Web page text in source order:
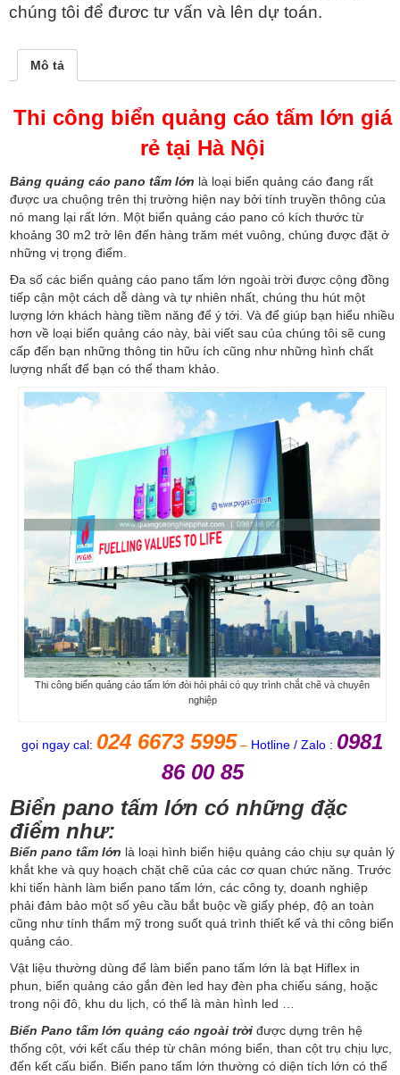
chúng tôi để đươc tư vấn và lên dự toán.
Mô tả
Thi công biển quảng cáo tấm lớn giá
rẻ tại Hà Nội
Bảng quảng cáo pano tấm lớn là loại biển quảng cáo đang rất
được ưa chuộng trên thị trường hiện nay bởi tính truyền thông của
nó mang lại rất lớn. Một biển quảng cáo pano có kích thước từ
khoảng 30 m2 trở lên đến hàng trăm mét vuông, chúng được đặt ở
những vị trọng điểm.
Đa số các biển quảng cáo pano tấm lớn ngoài trời được cộng đồng
tiếp cận một cách dễ dàng và tự nhiên nhất, chúng thu hút một
lượng lớn khách hàng tiềm năng để ý tới. Và để giúp bạn hiểu nhiều
hơn về loại biển quảng cáo này, bài viết sau của chúng tôi sẽ cung
cấp đến bạn những thông tin hữu ích cũng như những hình chất
lượng nhất để bạn có thể tham khảo.
Thi công biển quảng cáo tấm lớn đòi hỏi phải có quy trình chắt chẽ và chuyên
nghiệp
gọi ngay cal: 024 6673 5995 – Hotline / Zalo : 0981
86 00 85
Biển pano tấm lớn có những đặc
điểm như:
Biển pano tấm lớn là loại hình biển hiệu quảng cáo chịu sự quản lý
khắt khe và quy hoạch chặt chẽ của các cơ quan chức năng. Trước
khi tiến hành làm biển pano tấm lớn, các công ty, doanh nghiệp
phải đảm bảo một số yêu cầu bắt buộc về giấy phép, độ an toàn
cũng như tính thẩm mỹ trong suốt quá trình thiết kế và thi công biển
quảng cáo.
Vật liệu thường dùng để làm biển pano tấm lớn là bạt Hiflex in
phun, biển quảng cáo gắn đèn led hay đèn pha chiếu sáng, hoặc
trong nội đô, khu du lịch, có thể là màn hình led …
Biển Pano tấm lớn quảng cáo ngoài trời được dựng trên hệ
thống cột, với kết cấu thép từ chân móng biển, than cột trụ chịu lực,
đến kết cấu biển. Biển pano tấm lớn thường có diện tích lớn có thể